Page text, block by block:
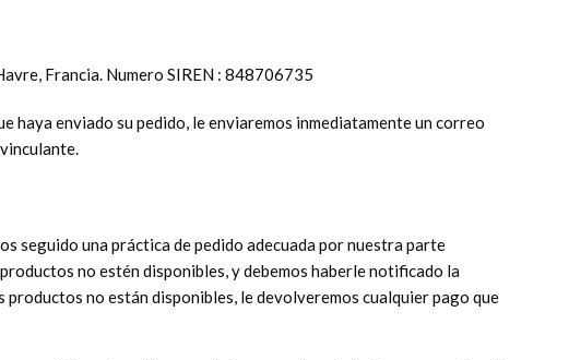
Francia. Numero SIREN : 848706735
haya enviado su pedido, le enviaremos inmediatamente un correo
seguido una práctica de pedido adecuada por nuestra parte
no estén disponibles, y debemos haberle notificado la
no están disponibles, le devolveremos cualquier pago que